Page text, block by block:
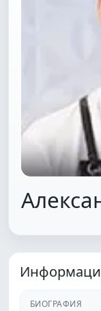
БИОГРАФИЯ